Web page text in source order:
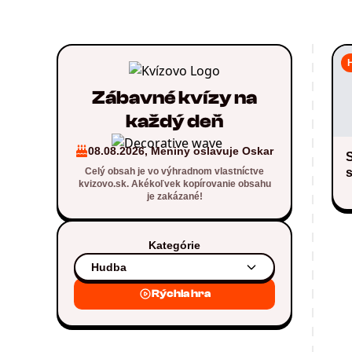
Zábavné kvízy na
každý deň
08.08.2026, Meniny oslavuje Oskar
Celý obsah je vo výhradnom vlastníctve
kvizovo.sk. Akékoľvek kopírovanie obsahu
je zakázané!
Kategórie
Hudba
Rýchla hra